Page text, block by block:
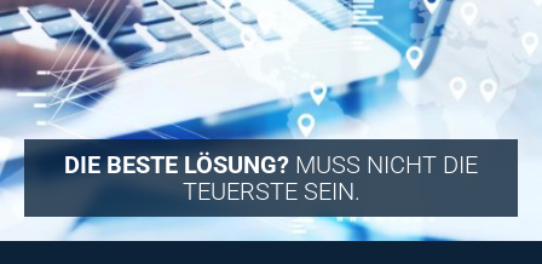
DIE BESTE LÖSUNG? MUSS NICHT DIE
TEUERSTE SEIN.